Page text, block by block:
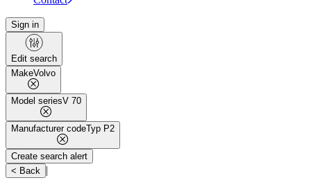
Sign in
Edit search
MakeVolvo
Model seriesV 70
Manufacturer codeTyp P2
Create search alert
< Back |